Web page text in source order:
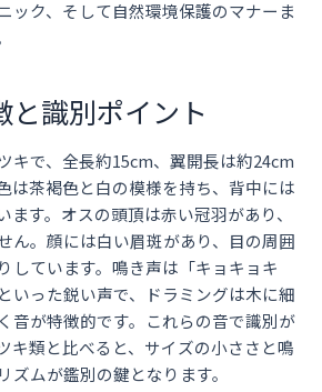
ック、そして自然環境保護のマナーま
と識別ポイント
キで、全長約15cm、翼開長は約24cm
は茶褐色と白の模様を持ち、背中には
ます。オスの頭頂は赤い冠羽があり、
ん。顔には白い眉斑があり、目の周囲
しています。鳴き声は「キョキョキ
いった鋭い声で、ドラミングは木に細
音が特徴的です。これらの音で識別が
キ類と比べると、サイズの小ささと鳴
ズムが鑑別の鍵となります。